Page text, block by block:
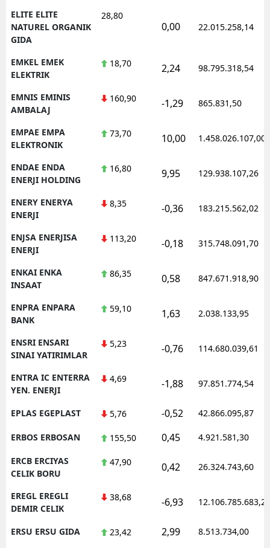
ELITE ELITE
NATUREL ORGANIK
GIDA
28,80
0,00 22.015.258,14
EMKEL EMEK
ELEKTRIK
18,70 2,24 98.795.318,54
EMNIS EMINIS
AMBALAJ
160,90 -1,29 865.831,50
EMPAE EMPA
ELEKTRONIK
73,70 10,00 1.458.026.107,00
ENDAE ENDA
ENERJI HOLDING
16,80 9,95 129.938.107,26
ENERY ENERYA
ENERJI
8,35 -0,36 183.215.562,02
ENJSA ENERJISA
ENERJI
113,20 -0,18 315.748.091,70
ENKAI ENKA
INSAAT
86,35 0,58 847.671.918,90
ENPRA ENPARA
BANK
59,10 1,63 2.038.133,95
ENSRI ENSARI
SINAI YATIRIMLAR
5,23 -0,76 114.680.039,61
ENTRA IC ENTERRA
YEN. ENERJI
4,69 -1,88 97.851.774,54
EPLAS EGEPLAST 5,76 -0,52 42.866.095,87
ERBOS ERBOSAN 155,50 0,45 4.921.581,30
ERCB ERCIYAS
CELIK BORU
47,90 0,42 26.324.743,60
EREGL EREGLI
DEMIR CELIK
38,68 -6,93 12.106.785.683,20
ERSU ERSU GIDA 23,42 2,99 8.513.734,00